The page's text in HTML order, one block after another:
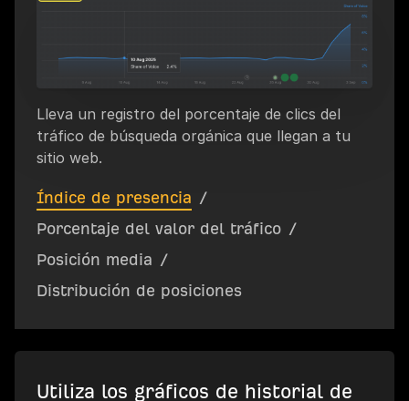
Lleva un registro del porcentaje de clics del
tráfico de búsqueda orgánica que llegan a tu
sitio web.
Índice de presencia /
Porcentaje del valor del tráfico /
Posición media /
Distribución de posiciones
Utiliza los gráficos de historial de